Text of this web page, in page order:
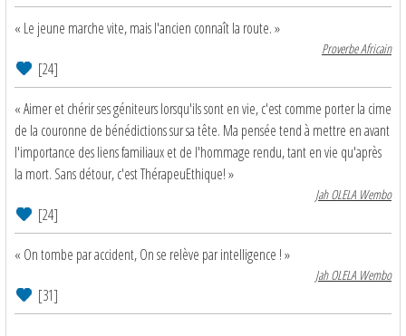
« Le jeune marche vite, mais l'ancien connaît la route. »
Proverbe Africain
[24]
« Aimer et chérir ses géniteurs lorsqu'ils sont en vie, c'est comme porter la cime
de la couronne de bénédictions sur sa tête. Ma pensée tend à mettre en avant
l'importance des liens familiaux et de l'hommage rendu, tant en vie qu'après
la mort. Sans détour, c'est ThérapeuEthique! »
Jah OLELA Wembo
[24]
« On tombe par accident, On se relève par intelligence ! »
Jah OLELA Wembo
[31]